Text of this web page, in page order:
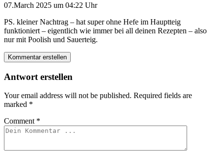
07.March 2025 um 04:22 Uhr
PS. kleiner Nachtrag – hat super ohne Hefe im Hauptteig
funktioniert – eigentlich wie immer bei all deinen Rezepten – also
nur mit Poolish und Sauerteig.
Kommentar erstellen
Antwort erstellen
Your email address will not be published. Required fields are
marked *
Comment *